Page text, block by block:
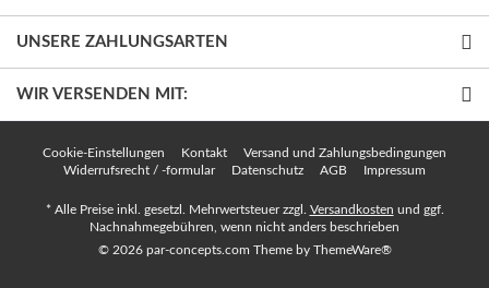
UNSERE ZAHLUNGSARTEN
WIR VERSENDEN MIT:
Cookie-Einstellungen Kontakt
Versand und Zahlungsbedingungen
Widerrufsrecht / -formular
Datenschutz AGB Impressum
* Alle Preise inkl. gesetzl. Mehrwertsteuer zzgl. Versandkosten und ggf.
Nachnahmegebühren, wenn nicht anders beschrieben
© 2026 par-concepts.com Theme by ThemeWare®